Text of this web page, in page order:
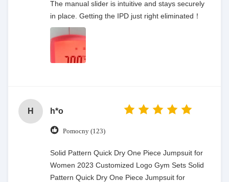
The manual slider is intuitive and stays securely
in place. Getting the IPD just right eliminated！
H h*o
Pomocny (123)
Solid Pattern Quick Dry One Piece Jumpsuit for
Women 2023 Customized Logo Gym Sets Solid
Pattern Quick Dry One Piece Jumpsuit for